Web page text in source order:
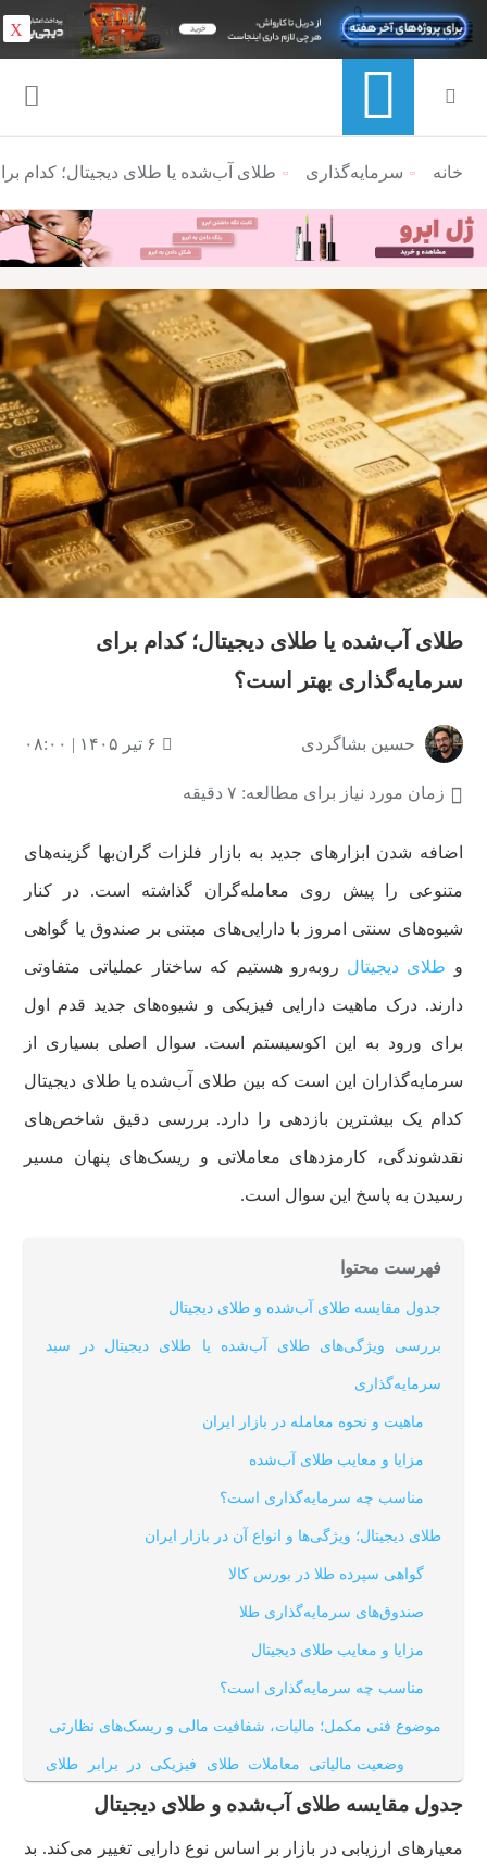
منوی ناوبری خرده نان
خانه سرمایه‌گذاری طلای آب‌شده یا طلای دیجیتال؛ کدام
طلای آب‌شده یا طلای دیجیتال؛ کدام برای
سرمایه‌گذاری بهتر است؟
حسین بشاگردی ۶ تیر ۱۴۰۵ | ۰۸:۰۰
زمان مورد نیاز برای مطالعه: ۷ دقیقه
اضافه شدن ابزارهای جدید به بازار فلزات گران‌بها گزینه‌های
متنوعی را پیش روی معامله‌گران گذاشته است. در کنار
شیوه‌های سنتی امروز با دارایی‌های مبتنی بر صندوق یا گواهی
و طلای دیجیتال روبه‌رو هستیم که ساختار عملیاتی متفاوتی
دارند. درک ماهیت دارایی فیزیکی و شیوه‌های جدید قدم اول
برای ورود به این اکوسیستم است. سوال اصلی بسیاری از
سرمایه‌گذاران این است که بین طلای آب‌شده یا طلای دیجیتال
کدام یک بیشترین بازدهی را دارد. بررسی دقیق شاخص‌های
نقدشوندگی، کارمزدهای معاملاتی و ریسک‌های پنهان مسیر
رسیدن به پاسخ این سوال است.
فهرست محتوا
جدول مقایسه طلای آب‌شده و طلای دیجیتال
بررسی ویژگی‌های طلای آب‌شده یا طلای دیجیتال در سبد
سرمایه‌گذاری
ماهیت و نحوه معامله در بازار ایران
مزایا و معایب طلای آب‌شده
مناسب چه سرمایه‌گذاری است؟
طلای دیجیتال؛ ویژگی‌ها و انواع آن در بازار ایران
گواهی سپرده طلا در بورس کالا
صندوق‌های سرمایه‌گذاری طلا
مزایا و معایب طلای دیجیتال
مناسب چه سرمایه‌گذاری است؟
موضوع فنی مکمل؛ مالیات، شفافیت مالی و ریسک‌های نظارتی
وضعیت مالیاتی معاملات طلای فیزیکی در برابر طلای
بورسی
ریسک تغییر قوانین و مقررات بورس کالا
جدول مقایسه طلای آب‌شده و طلای دیجیتال
معیارهای ارزیابی در بازار بر اساس نوع دارایی تغییر می‌کند. بد
X